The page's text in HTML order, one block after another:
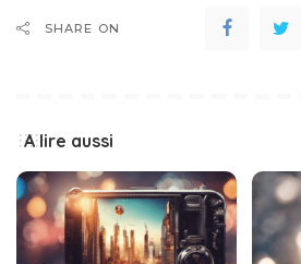
SHARE ON
A lire aussi